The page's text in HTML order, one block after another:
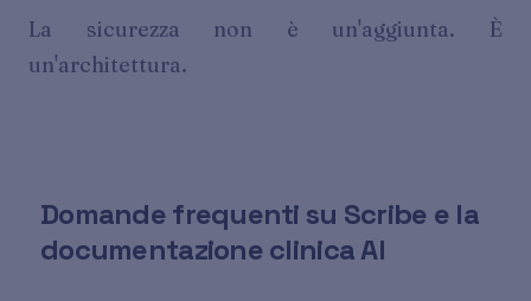
La sicurezza non è un'aggiunta. È
un'architettura.
Domande frequenti su Scribe e la
documentazione clinica AI